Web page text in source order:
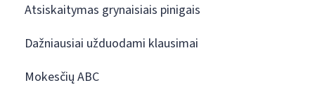
Atsiskaitymas grynaisiais pinigais
Dažniausiai užduodami klausimai
Mokesčių ABC